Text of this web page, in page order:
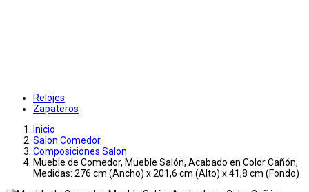
Relojes
Zapateros
Inicio
Salon Comedor
Composiciones Salon
Mueble de Comedor, Mueble Salón, Acabado en Color Cañón,
Medidas: 276 cm (Ancho) x 201,6 cm (Alto) x 41,8 cm (Fondo)